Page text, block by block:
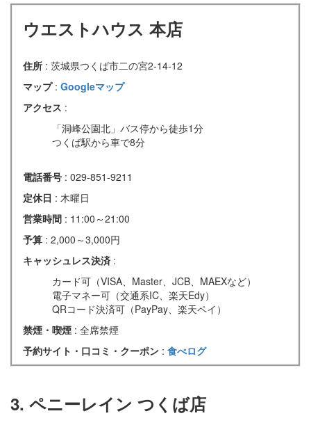
ウエストハウス 本店
住所 : 茨城県つくば市二の宮2-14-12
マップ : Googleマップ
アクセス :
「洞峰公園北」バス停から徒歩1分
つくば駅から車で8分
電話番号 : 029-851-9211
定休日 : 木曜日
営業時間 : 11:00～21:00
予算 : 2,000～3,000円
キャッシュレス決済 :
カード可（VISA、Master、JCB、MAEXなど）
電子マネー可（交通系IC、楽天Edy）
QRコード決済可（PayPay、楽天ペイ）
禁煙・喫煙 : 全席禁煙
予約サイト・口コミ・クーポン : 食べログ
3. ペニーレイン つくば店